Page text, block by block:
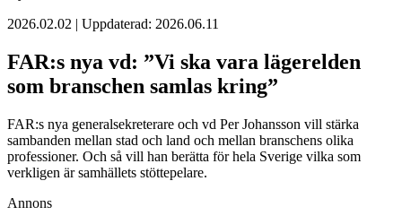
2026.02.02 | Uppdaterad: 2026.06.11
FAR:s nya vd: ”Vi ska vara lägerelden
som branschen samlas kring”
FAR:s nya generalsekreterare och vd Per Johansson vill stärka
sambanden mellan stad och land och mellan branschens olika
professioner. Och så vill han berätta för hela Sverige vilka som
verkligen är samhällets stöttepelare.
Annons